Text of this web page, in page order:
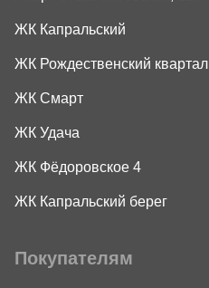
ЖК Капральский
ЖК Рождественский квартал
ЖК Смарт
ЖК Удача
ЖК Фёдоровское 4
ЖК Капральский берег
Покупателям